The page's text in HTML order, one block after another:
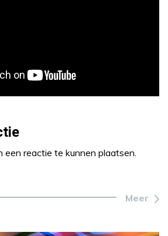
een reactie te kunnen plaatsen.
Meer